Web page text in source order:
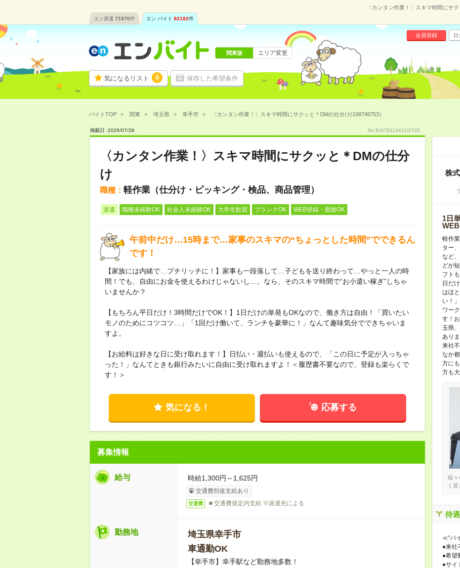
〈カンタン作業！〉スキマ時間にサ
エン派遣 71570件 エン バイト 82182件
気になるリスト 0 保存した希望条件
会員登録 ロ
関東版 エリア変更
バイトTOP 関東 埼玉県 幸手市 〈カンタン作業！〉スキマ時間にサクッと＊DMの仕分け(108746753）
掲載日 :2026/07/28 No.BAIT8110421GT35
〈カンタン作業！〉スキマ時間にサクッと＊DMの仕分
け
職種： 軽作業（仕分け・ピッキング・検品、商品管理）
派遣 職種未経験OK 社会人未経験OK 大学生歓迎 ブランクOK WEB登録・面接OK
午前中だけ…15時まで…家事のスキマの“ちょっとした時間”でできるん
です！
【家族には内緒で…プチリッチに！】家事も一段落して…子どもを送り終わって…やっと一人の時
間！でも、自由にお金を使えるわけじゃないし…。なら、そのスキマ時間で“お小遣い稼ぎ”しちゃ
いませんか？
【もちろん平日だけ！3時間だけでOK！】1日だけの単発もOKなので、働き方は自由！「買いたい
モノのためにコツコツ…」「1回だけ働いて、ランチを豪華に！」なんて趣味気分でできちゃいま
すよ。
【お給料は好きな日に受け取れます！】日払い・週払いも使えるので、「この日に予定が入っちゃ
った！」なんてときも銀行みたいに自由に受け取れますよ！＜履歴書不要なので、登録も楽らくで
す！＞
気になる！ 応募する
募集情報
給与 時給1,300円～1,625円
交通費別途支給あり
交通費 ■ 交通費規定内支給 ※派遣先による
勤務地
埼玉県幸手市
車通勤OK
【幸手市】幸手駅など勤務地多数！
株
1日
軽作
ター
など
どが
フト
日だ
はほ
い！
ワー
す！
玉県
あり
来社
なか
方に
方も
様々
く
待
≪“バ
●来社
●希望
●サイ